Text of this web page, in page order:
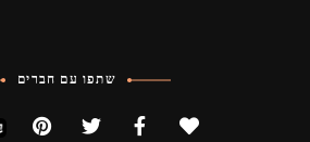
שתפו עם חברים